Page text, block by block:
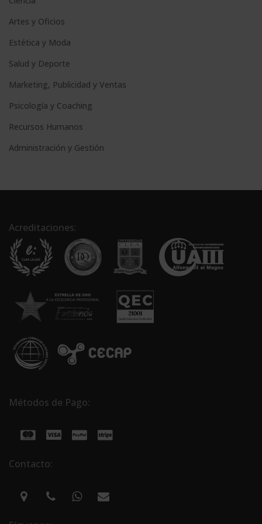
Artes y Oficios
Estética y Moda
Salud y Deporte
Marketing, Publicidad y Ventas
Psicología y Coaching
Recursos Humanos
Administración y Gestión
Acreditaciones:
Métodos de Pago:
Contacto: